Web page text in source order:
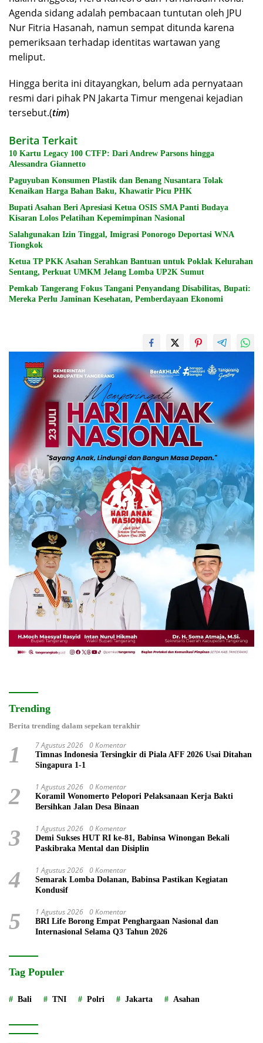
Agenda sidang adalah pembacaan tuntutan oleh JPU
Nur Fitria Hasanah, namun sempat ditunda karena
pemeriksaan terhadap identitas wartawan yang
meliput.
Hingga berita ini ditayangkan, belum ada pernyataan
resmi dari pihak PN Jakarta Timur mengenai kejadian
tersebut.(tim)
Berita Terkait
10 Kartu Legacy 100 CTFP: Dari Andrew Parsons hingga
Alessandra Giannetto
Paguyuban Konsumen Plastik dan Benang Nusantara Tolak
Kenaikan Harga Bahan Baku, Khawatir Picu PHK
Bupati Asahan Beri Apresiasi Ketua OSIS SMA Panti Budaya
Kisaran Lolos Pelatihan Kepemimpinan Nasional
Salahgunakan Izin Tinggal, Imigrasi Ponorogo Deportasi WNA
Tiongkok
Ketua TP PKK Asahan Serahkan Bantuan untuk Poklak Kelurahan
Sentang, Perkuat UMKM Jelang Lomba UP2K Sumut
Pemkab Tangerang Fokus Tangani Penyandang Disabilitas, Bupati:
Mereka Perlu Jaminan Kesehatan, Pemberdayaan Ekonomi
Trending
Berita trending dalam sepekan terakhir
1 7 Agustus 2026 0 Komentar
Timnas Indonesia Tersingkir di Piala AFF 2026 Usai Ditahan
Singapura 1-1
2 1 Agustus 2026 0 Komentar
Koramil Wonomerto Pelopori Pelaksanaan Kerja Bakti
Bersihkan Jalan Desa Binaan
3 1 Agustus 2026 0 Komentar
Demi Sukses HUT RI ke-81, Babinsa Winongan Bekali
Paskibraka Mental dan Disiplin
4 1 Agustus 2026 0 Komentar
Semarak Lomba Dolanan, Babinsa Pastikan Kegiatan
Kondusif
5 1 Agustus 2026 0 Komentar
BRI Life Borong Empat Penghargaan Nasional dan
Internasional Selama Q3 Tahun 2026
Tag Populer
Bali TNI Polri Jakarta Asahan